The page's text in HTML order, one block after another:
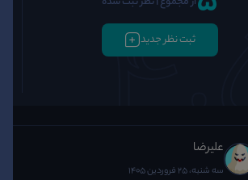
ثبت نظر جدید
علیرضا
سه شنبه، 25 فروردین 1405